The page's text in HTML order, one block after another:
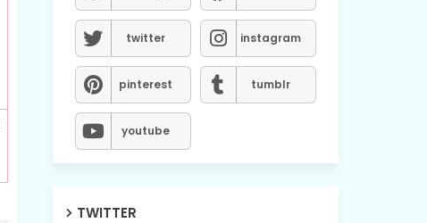
twitter instagram
pinterest tumblr
youtube
TWITTER